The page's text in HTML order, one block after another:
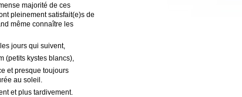
majorité de ces
pleinement satisfait(e)s de
même connaître les
jours qui suivent,
(petits kystes blancs),
et presque toujours
au soleil.
et plus tardivement.